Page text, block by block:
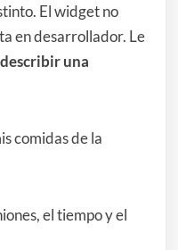
El widget no
en desarrollador. Le
describir una
comidas de la
el tiempo y el